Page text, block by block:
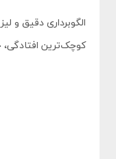
کوچک‌ترین